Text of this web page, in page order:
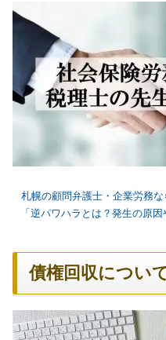
札幌の顧問弁護士・企業労務
「逆パワハラとは？発生の原
債権回収につい